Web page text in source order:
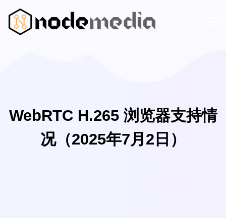
WebRTC H.265 浏览器支持情
况（2025年7月2日）